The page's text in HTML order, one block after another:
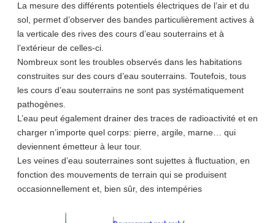
La mesure des différents potentiels électriques de l’air et du
sol, permet d’observer des bandes particulièrement actives à
la verticale des rives des cours d’eau souterrains et à
l’extérieur de celles-ci.
Nombreux sont les troubles observés dans les habitations
construites sur des cours d’eau souterrains. Toutefois, tous
les cours d’eau souterrains ne sont pas systématiquement
pathogènes.
L’eau peut également drainer des traces de radioactivité et en
charger n’importe quel corps: pierre, argile, marne… qui
deviennent émetteur à leur tour.
Les veines d’eau souterraines sont sujettes à fluctuation, en
fonction des mouvements de terrain qui se produisent
occasionnellement et, bien sûr, des intempéries